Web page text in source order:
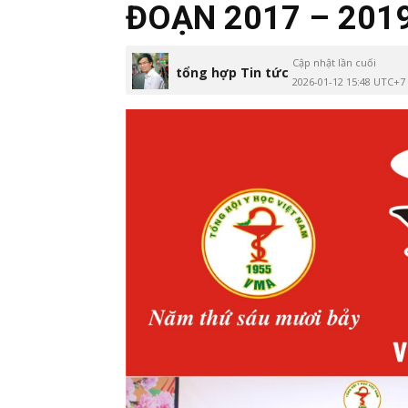
ĐOẠN 2017 –
tổng hợp Tin tức
Cập nhật lần cuối
2026-01-12 15:48 UTC+7